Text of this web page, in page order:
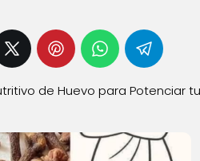
de Huevo para Potenciar